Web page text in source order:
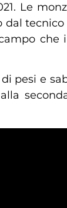
Le
tecnico
che
pesi e